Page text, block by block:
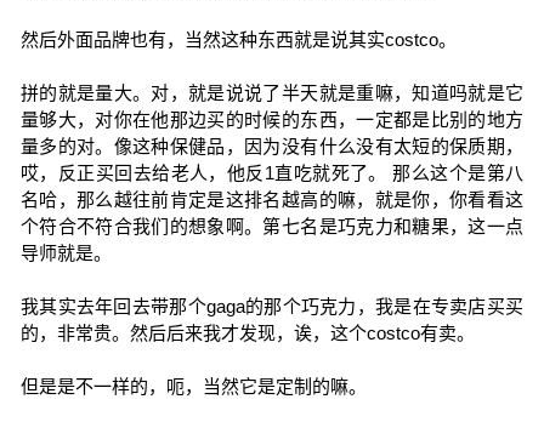
然后外面品牌也有，当然这种东西就是说其实costco。
拼的就是量大。对，就是说说了半天就是重嘛，知道吗就是它
量够大，对你在他那边买的时候的东西，一定都是比别的地方
量多的对。像这种保健品，因为没有什么没有太短的保质期，
哎，反正买回去给老人，他反1直吃就死了。 那么这个是第八
名哈，那么越往前肯定是这排名越高的嘛，就是你，你看看这
个符合不符合我们的想象啊。第七名是巧克力和糖果，这一点
导师就是。
我其实去年回去带那个gaga的那个巧克力，我是在专卖店买买
的，非常贵。然后后来我才发现，诶，这个costco有卖。
但是是不一样的，呃，当然它是定制的嘛。